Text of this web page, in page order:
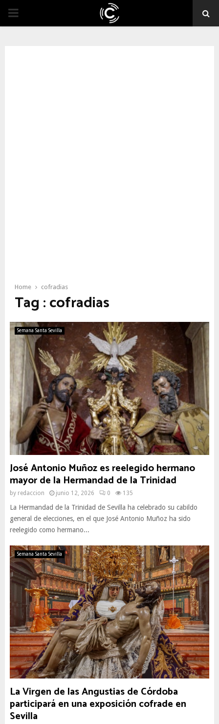
PRIMARY
Home cofradias
Tag : cofradias
Semana Santa Sevilla
José Antonio Muñoz es reelegido hermano
mayor de la Hermandad de la Trinidad
by redaccion junio 12, 2026 0 135
La Hermandad de la Trinidad de Sevilla ha celebrado su cabildo
general de elecciones, en el que José Antonio Muñoz ha sido
reelegido como hermano...
Semana Santa Sevilla
La Virgen de las Angustias de Córdoba
participará en una exposición cofrade en
Sevilla